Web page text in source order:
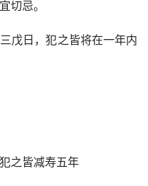
切忌。
戊日，犯之皆将在一年内
之皆减寿五年